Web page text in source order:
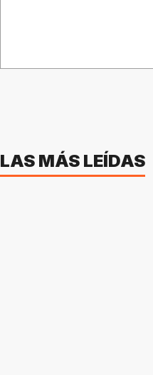
LAS MÁS LEÍDAS